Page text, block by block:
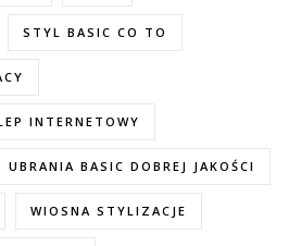
STYL BASIC CO TO
INTERNETOWY
UBRANIA BASIC DOBREJ JAKOŚCI
WIOSNA STYLIZACJE